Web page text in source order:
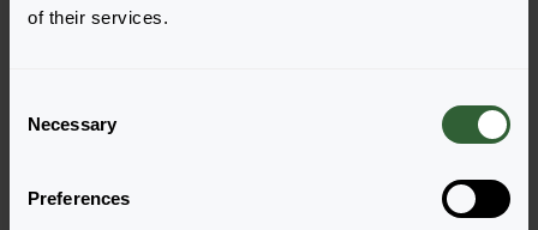
of their services.
Necessary
Preferences